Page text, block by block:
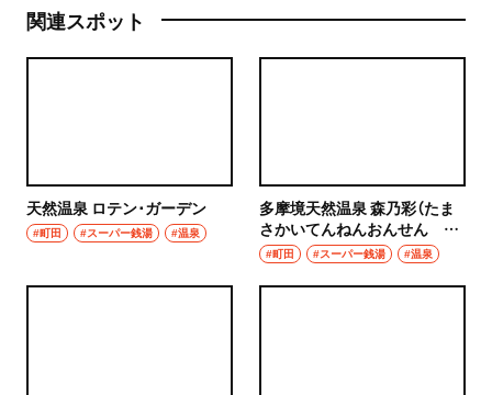
関連スポット
天然温泉 ロテン･ガーデン
#町田 #スーパー銭湯 #温泉
多摩境天然温泉 森乃彩（たま
さかいてんねんおんせん も
りのいろどり）
#町田 #スーパー銭湯 #温泉